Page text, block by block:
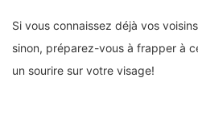
Si vous connaissez déjà vos
sinon, préparez-vous à frapper à
un sourire sur votre visage!